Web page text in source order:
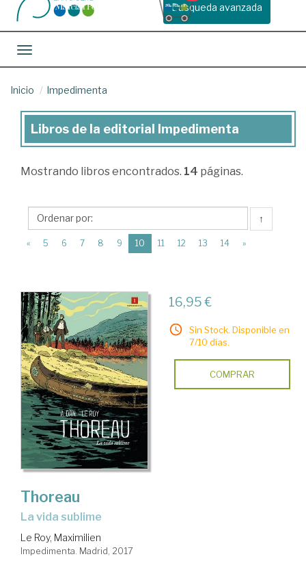
Busqueda avanzada
Toggle navigation
Inicio Impedimenta
Libros
la
Impedimenta
Libros de la editorial Impedimenta
Mostrando libros encontrados. 14 páginas.
↑
« 5 6 7 8 9 10 (current)
11 12 13 14 »
16,95 €
Sin Stock. Disponible en
7/10 días.
COMPRAR
Thoreau
La vida sublime
Le Roy, Maximilien
Impedimenta. Madrid, 2017